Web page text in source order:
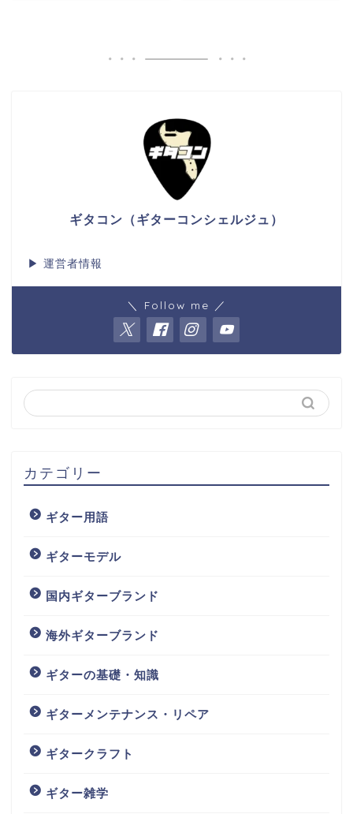
ギタコン（ギターコンシェルジュ）
▶ 運営者情報
＼ Follow me ／
カテゴリー
ギター用語
ギターモデル
国内ギターブランド
海外ギターブランド
ギターの基礎・知識
ギターメンテナンス・リペア
ギタークラフト
ギター雑学